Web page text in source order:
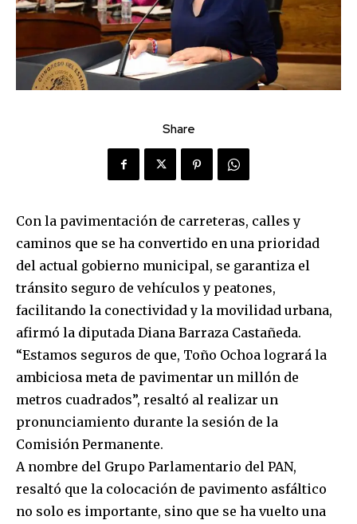
Share
Con la pavimentación de carreteras, calles y
caminos que se ha convertido en una prioridad
del actual gobierno municipal, se garantiza el
tránsito seguro de vehículos y peatones,
facilitando la conectividad y la movilidad urbana,
afirmó la diputada Diana Barraza Castañeda.
“Estamos seguros de que, Toño Ochoa logrará la
ambiciosa meta de pavimentar un millón de
metros cuadrados”, resaltó al realizar un
pronunciamiento durante la sesión de la
Comisión Permanente.
A nombre del Grupo Parlamentario del PAN,
resaltó que la colocación de pavimento asfáltico
no solo es importante, sino que se ha vuelto una